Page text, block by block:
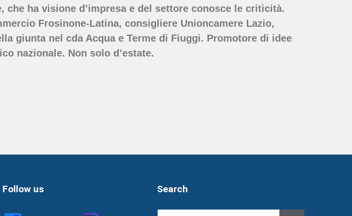
ha visione d’impresa e del settore conosce le criticità.
Frosinone-Latina, consigliere Unioncamere Lazio,
giunta nel cda Acqua e Terme di Fiuggi. Promotore di idee
o nazionale. Non solo d’estate.
Follow us Search